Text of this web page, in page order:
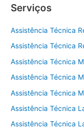
Serviços
Assistência Técnica
Assistência Técnica
Assistência Técnica
Assistência Técnica
Assistência Técnica
Assistência Técnica
Assistência Técnica